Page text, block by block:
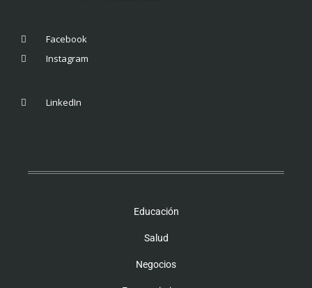
Facebook
Instagram
LinkedIn
Educación
Salud
Negocios